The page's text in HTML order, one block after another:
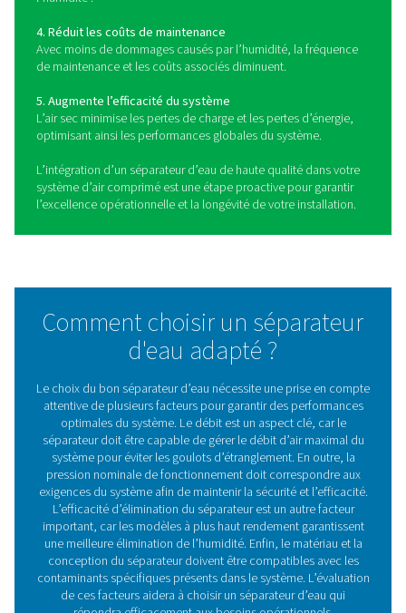
Avantages de l’utilisation de
systèmes d’air comprimé
La mise en œuvre de séparateurs d’eau dans votre
comprimé offre plusieurs avantages :
1. Prévient la corrosion
En éliminant l’humidité, les séparateurs protègent les
les équipements : de la rouille et de la dégradation.
2. Prolonge la durée de vie des équipements
L’air sec réduit l’usure des outils et des machines, ce qui
prolonge leur durée de vie.
3. Améliore la qualité des produits